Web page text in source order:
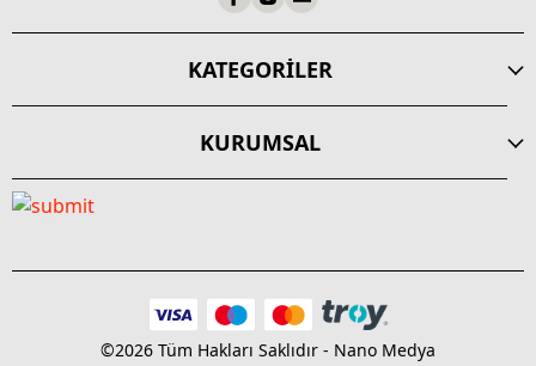
KATEGORİLER
KURUMSAL
©2026 Tüm Hakları Saklıdır - Nano Medya